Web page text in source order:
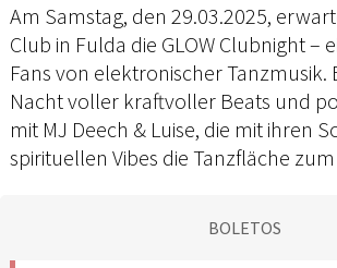
Am Samstag, den 29.03.2025,
Club in Fulda die GLOW Clubnight –
Fans von elektronischer Tanzmusik.
Nacht voller kraftvoller Beats und
mit MJ Deech & Luise, die mit ihren
spirituellen Vibes die Tanzfläche
BOLETOS